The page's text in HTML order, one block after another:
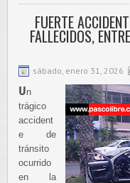
FUERTE
FALLECIDOS,
sábado, enero 31, 2026
Un
trágico
accident
e de
tránsito
ocurrido
en la